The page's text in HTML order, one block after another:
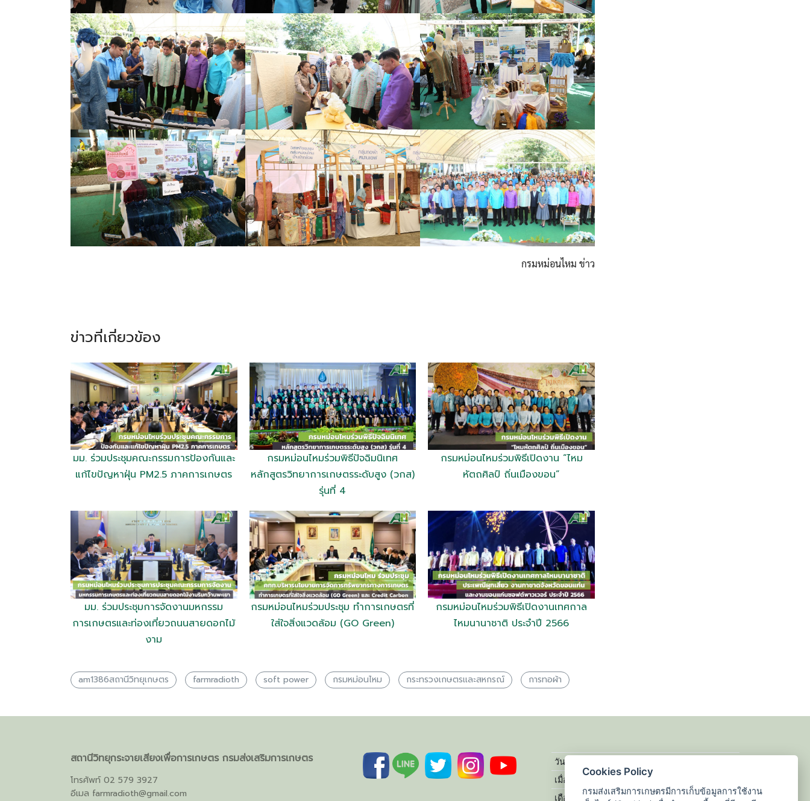
กรมหม่อนไหม ข่าว
ข่าวที่เกี่ยวข้อง
มม. ร่วมประชุมคณะกรรมการป้องกันและ
แก้ไขปัญหาฝุ่น PM2.5 ภาคการเกษตร
กรมหม่อนไหมร่วมพิธีปัจฉิมนิเทศ
หลักสูตรวิทยาการเกษตรระดับสูง (วกส)
รุ่นที่ 4
กรมหม่อนไหมร่วมพิธีเปิดงาน “ไหม
หัตถศิลป์ ถิ่นเมืองขอน”
มม. ร่วมประชุมการจัดงานมหกรรม
การเกษตรและท่องเที่ยวถนนสายดอกไม้
งาม
กรมหม่อนไหมร่วมประชุม ทำการเกษตรที่
ใส่ใจสิ่งแวดล้อม (GO Green)
กรมหม่อนไหมร่วมพิธีเปิดงานเทศกาล
ไหมนานาชาติ ประจำปี 2566
am1386สถานีวิทยุเกษตร farmradioth soft power กรมหม่อนไหม กระทรวงเกษตรเเละสหกรณ์ การทอผ้า
สถานีวิทยุกระจายเสียงเพื่อการเกษตร กรมส่งเสริมการเกษตร
โทรศัพท์ 02 579 3927
อีเมล farmradioth@gmail.com
Cookies Policy
กรมส่งเสริมการเกษตรมีการเก็บข้อมูลการใช้งาน